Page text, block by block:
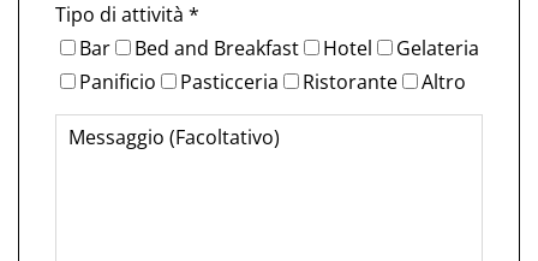
Tipo di attività *
Bar
Bed and Breakfast Hotel
Gelateria
Panificio
Pasticceria Ristorante Altro